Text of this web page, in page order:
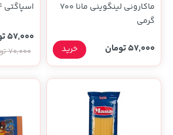
ماکارونی لینگوینی مانا 700
گرمی
57,000 تومان خرید
اسپاگتی 1.4 مانا 700 گرمی
57,000 تومان
70,000 تومان